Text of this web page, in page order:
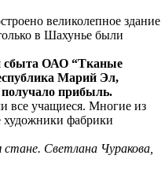
великолепное здание
в Шахунье были
сбыта ОАО “Тканые
Марий Эл,
получало прибыль.
все учащиеся. Многие из
художники фабрики
Светлана Чуракова,